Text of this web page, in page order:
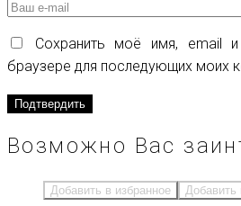
Сохранить моё имя, email
браузере для последующих моих
Возможно Вас
Добавить в избранное Добавить